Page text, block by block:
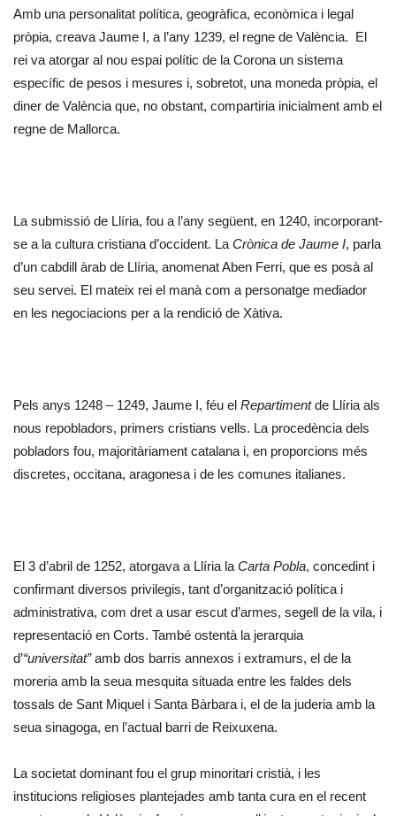
Amb una personalitat política, geogràfica, econòmica i legal
pròpia, creava Jaume I, a l’any 1239, el regne de València. El
rei va atorgar al nou espai polític de la Corona un sistema
específic de pesos i mesures i, sobretot, una moneda pròpia, el
diner de València que, no obstant, compartiria inicialment amb el
regne de Mallorca.
La submissió de Llíria, fou a l’any següent, en 1240, incorporant-
se a la cultura cristiana d’occident. La Crònica de Jaume I, parla
d’un cabdill àrab de Llíria, anomenat Aben Ferri, que es posà al
seu servei. El mateix rei el manà com a personatge mediador
en les negociacions per a la rendició de Xàtiva.
Pels anys 1248 – 1249, Jaume I, féu el Repartimentde Llíria als
nous repobladors, primers cristians vells. La procedència dels
pobladors fou, majoritàriament catalana i, en proporcions més
discretes, occitana, aragonesa i de les comunes italianes.
El 3 d’abril de 1252, atorgava a Llíria la Carta Pobla, concedint i
confirmant diversos privilegis, tant d’organització política i
administrativa, com dret a usar escut d’armes, segell de la vila, i
representació en Corts. També ostentà la jerarquia
d’“universitat”amb dos barris annexos i extramurs, el de la
moreria amb la seua mesquita situada entre les faldes dels
tossals de Sant Miquel i Santa Bàrbara i, el de la juderia amb la
seua sinagoga, en l’actual barri de Reixuxena.
La societat dominant fou el grup minoritari cristià, i les
institucions religioses plantejades amb tanta cura en el recent